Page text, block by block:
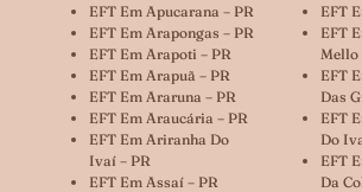
EFT Em Apucarana – PR
EFT Em Arapongas – PR
EFT Em Arapoti – PR
EFT Em Arapuã – PR
EFT Em Araruna – PR
EFT Em Araucária – PR
EFT Em Ariranha Do
Ivaí – PR
EFT Em Assaí – PR
EFT
EFT
Mello
EFT
Das
EFT
Do
EFT
Da